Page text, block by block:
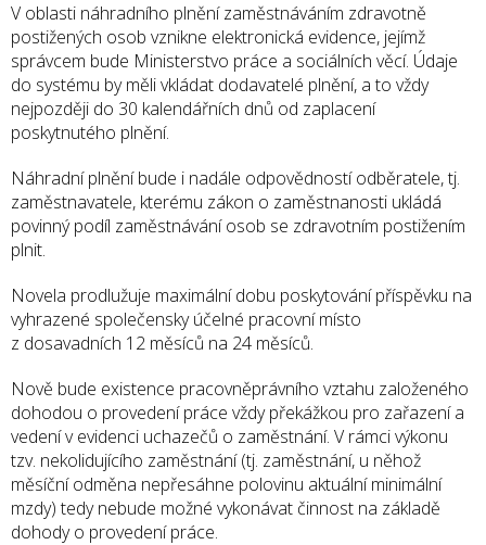
V oblasti náhradního plnění zaměstnáváním zdravotně
postižených osob vznikne elektronická evidence, jejímž
správcem bude Ministerstvo práce a sociálních věcí. Údaje
do systému by měli vkládat dodavatelé plnění, a to vždy
nejpozději do 30 kalendářních dnů od zaplacení
poskytnutého plnění.
Náhradní plnění bude i nadále odpovědností odběratele, tj.
zaměstnavatele, kterému zákon o zaměstnanosti ukládá
povinný podíl zaměstnávání osob se zdravotním postižením
plnit.
Novela prodlužuje maximální dobu poskytování příspěvku na
vyhrazené společensky účelné pracovní místo
z dosavadních 12 měsíců na 24 měsíců.
Nově bude existence pracovněprávního vztahu založeného
dohodou o provedení práce vždy překážkou pro zařazení a
vedení v evidenci uchazečů o zaměstnání. V rámci výkonu
tzv. nekolidujícího zaměstnání (tj. zaměstnání, u něhož
měsíční odměna nepřesáhne polovinu aktuální minimální
mzdy) tedy nebude možné vykonávat činnost na základě
dohody o provedení práce.